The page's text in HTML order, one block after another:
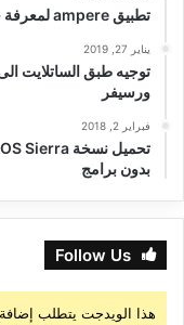
تطبيق ampere لمعرفة حالة البطارية و سرعة الشحن
يناير 27, 2019
توجيه طبق الساتلايت
ورسيفر
فبراير 2, 2018
بدون برامج
Follow Us
هذا الويدجت يتطلب إضافة